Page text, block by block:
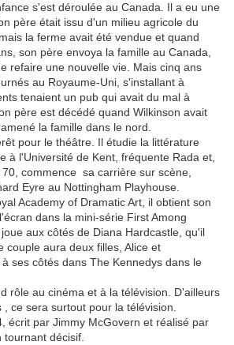
s'est déroulée au Canada. Il a eu une
père était issu d'un milieu agricole du
la ferme avait été vendue et quand
son père envoya la famille au Canada,
refaire une nouvelle vie. Mais cinq ans
au Royaume-Uni, s'installant à
tenaient un pub qui avait du mal à
père est décédé quand Wilkinson avait
la famille dans le nord.
pour le théâtre. Il étudie la littérature
à l'Université de Kent, fréquente Rada et,
commence sa carrière sur scène,
Eyre au Nottingham Playhouse.
Academy of Dramatic Art, il obtient son
dans la mini-série First Among
aux côtés de Diana Hardcastle, qu'il
couple aura deux filles, Alice et
ses côtés dans The Kennedys dans le
rôle au cinéma et à la télévision. D'ailleurs
ce sera surtout pour la télévision.
écrit par Jimmy McGovern et réalisé par
décisif.